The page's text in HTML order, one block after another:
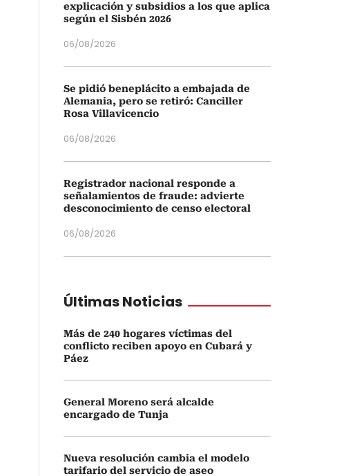
explicación y subsidios a los que aplica
según el Sisbén 2026
06/08/2026
Se pidió beneplácito a embajada de
Alemania, pero se retiró: Canciller
Rosa Villavicencio
06/08/2026
Registrador nacional responde a
señalamientos de fraude: advierte
desconocimiento de censo electoral
06/08/2026
Últimas Noticias
Más de 240 hogares víctimas del
conflicto reciben apoyo en Cubará y
Páez
General Moreno será alcalde
encargado de Tunja
Nueva resolución cambia el modelo
tarifario del servicio de aseo